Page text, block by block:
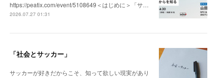
https://peatix.com/event/5108649＜はじめに＞「サ…
2026.07.27 01:31
「社会とサッカー」
サッカーが好きだからこそ、知って欲しい現実があり